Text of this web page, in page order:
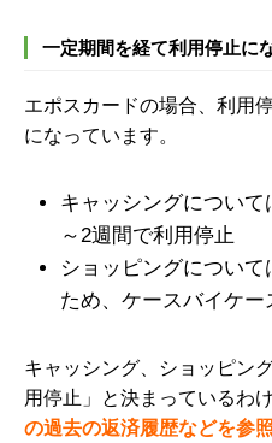
一定期間を経て利用停止に
エポスカードの場合、利用
になっています。
キャッシングについて
～2週間で利用停止
ショッピングについ
ため、ケースバイケー
キャッシング、ショッピン
用停止」と決まっているわ
の過去の返済履歴などを参